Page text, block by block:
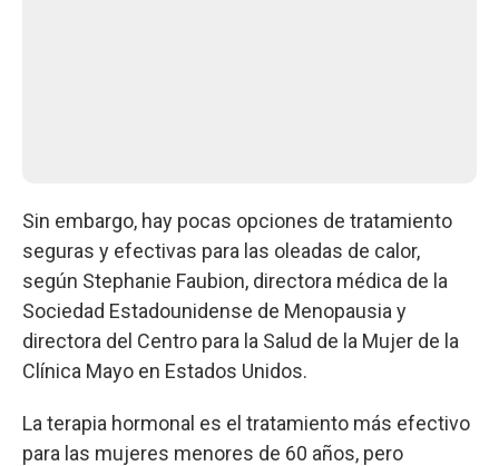
Sin embargo, hay pocas opciones de tratamiento
seguras y efectivas para las oleadas de calor,
según Stephanie Faubion, directora médica de la
Sociedad Estadounidense de Menopausia y
directora del Centro para la Salud de la Mujer de la
Clínica Mayo en Estados Unidos.
La terapia hormonal es el tratamiento más efectivo
para las mujeres menores de 60 años, pero